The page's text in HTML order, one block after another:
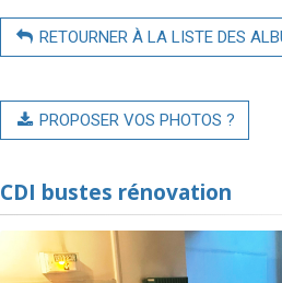
RETOURNER À LA LISTE DES
PROPOSER VOS PHOTOS ?
CDI bustes rénovation